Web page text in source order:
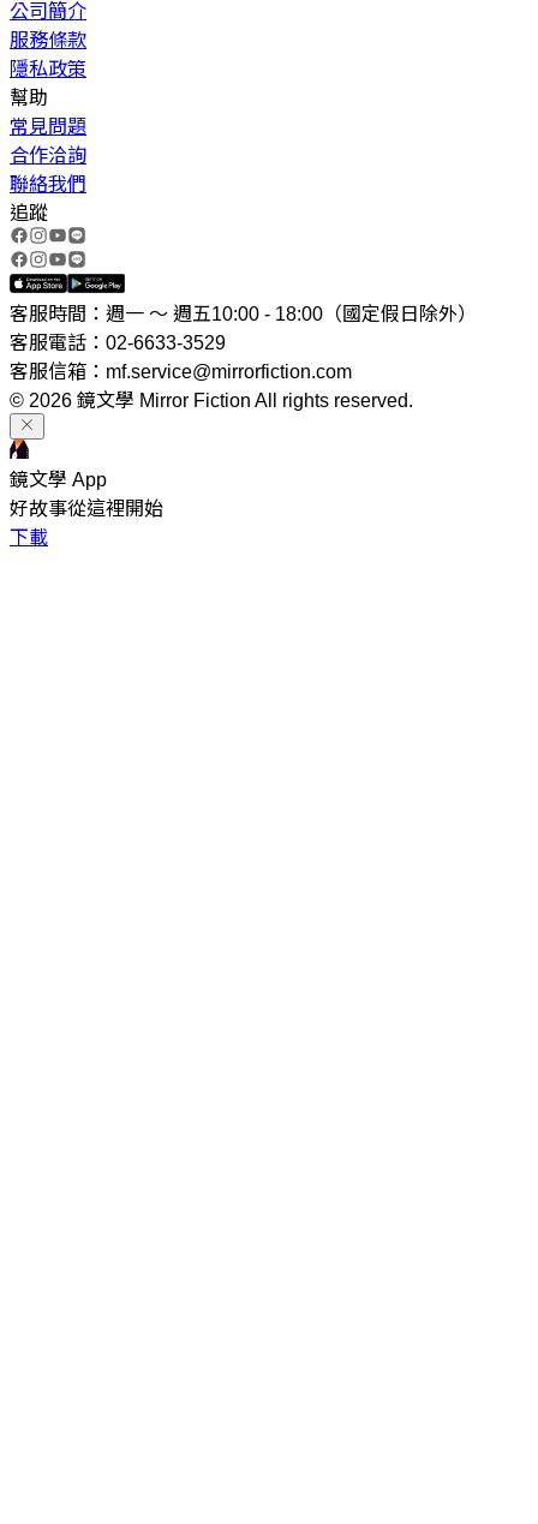
公司簡介
服務條款
隱私政策
幫助
常見問題
合作洽詢
聯絡我們
追蹤
客服時間：週一 ～ 週五10:00 - 18:00（國定假日除外）
客服電話：02-6633-3529
客服信箱：mf.service@mirrorfiction.com
© 2026 鏡文學 Mirror Fiction All rights reserved.
鏡文學 App
好故事從這裡開始
下載